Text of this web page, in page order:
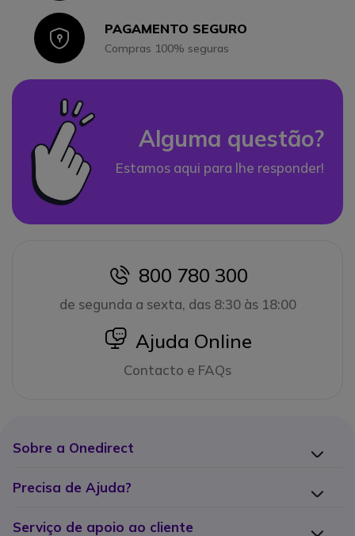
IconPAGAMENTO SEGURO
Compras 100% seguras
Alguma questão?
Estamos aqui para lhe responder!
icon
800 780 300
de segunda a sexta, das 8:30 às 18:00
icon
Ajuda Online
Contacto e FAQs
Sobre a Onedirect
Precisa de Ajuda?
Serviço de apoio ao cliente